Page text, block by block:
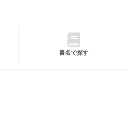
書名で探す